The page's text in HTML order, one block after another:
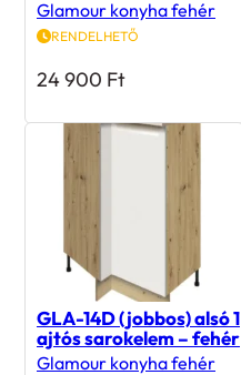
Glamour konyha fehér
RENDELHETŐ
24 900 Ft
GLA-14D (jobbos) alsó 1
ajtós sarokelem – fehér
Glamour konyha fehér